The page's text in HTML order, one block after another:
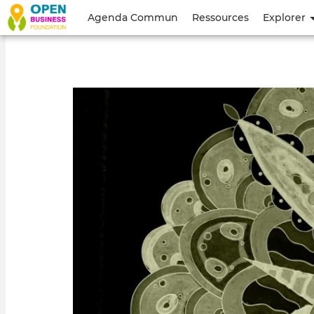
Menu
du
Agenda Commun Ressources Explorer